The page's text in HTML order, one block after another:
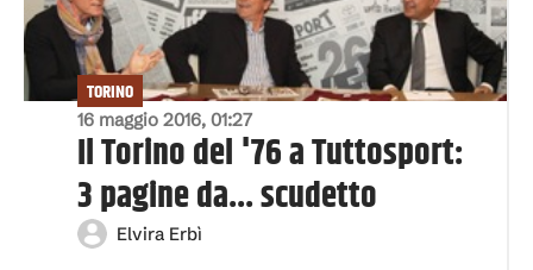
16 maggio 2016, 01:27
TORINO
Il Torino del '76 a Tuttosport:
3 pagine da... scudetto
Elvira Erbì